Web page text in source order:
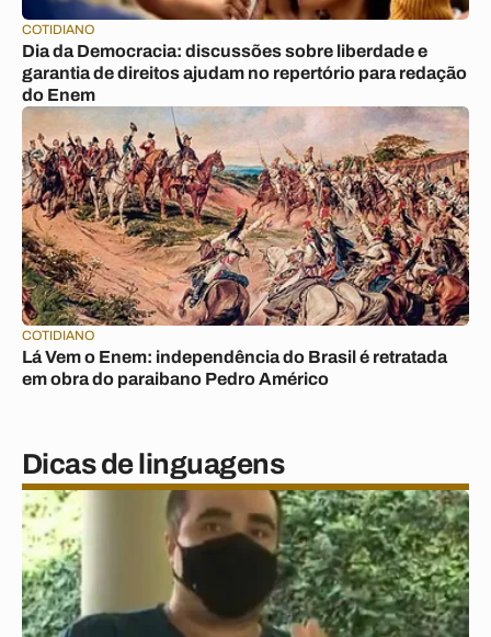
COTIDIANO
Dia da Democracia: discussões sobre liberdade e
garantia de direitos ajudam no repertório para redação
do Enem
COTIDIANO
Lá Vem o Enem: independência do Brasil é retratada
em obra do paraibano Pedro Américo
Dicas de linguagens